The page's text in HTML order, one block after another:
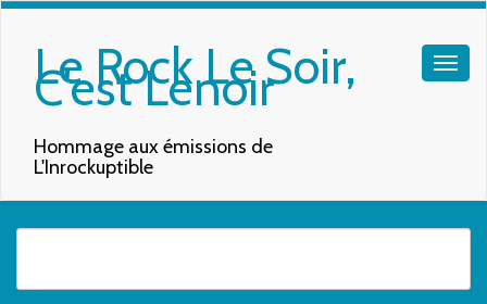
Le Rock Le Soir,
C'est Lenoir
Hommage aux émissions de
L'Inrockuptible